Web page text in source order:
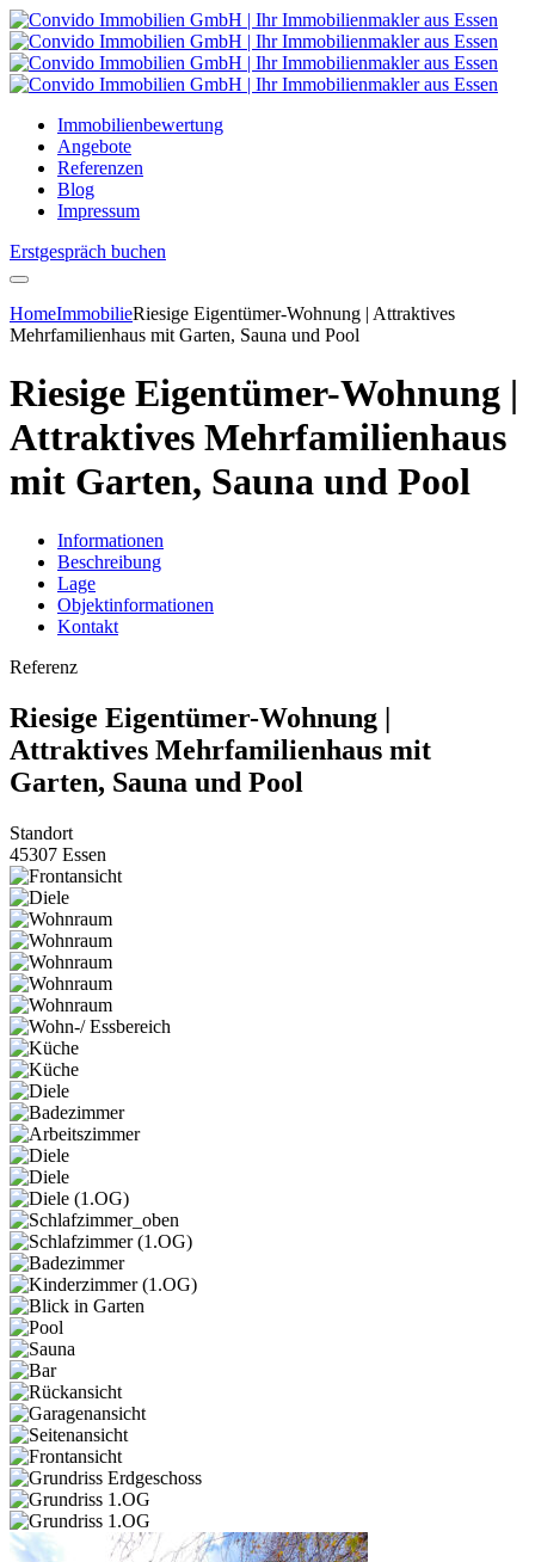
Immobilienbewertung
Angebote
Referenzen
Blog
Impressum
Erstgespräch buchen
HomeImmobilieRiesige Eigentümer-Wohnung | Attraktives
Mehrfamilienhaus mit Garten, Sauna und Pool
Riesige Eigentümer-Wohnung |
Attraktives Mehrfamilienhaus
mit Garten, Sauna und Pool
Informationen
Beschreibung
Lage
Objektinformationen
Kontakt
Referenz
Riesige Eigentümer-Wohnung |
Attraktives Mehrfamilienhaus mit
Garten, Sauna und Pool
Standort
45307 Essen